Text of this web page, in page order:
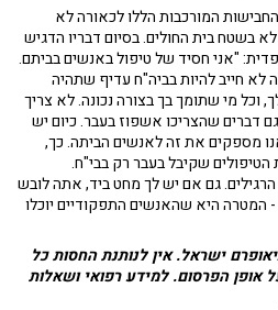
המורכבות הללו לכאורה לא
בשטח בית החולים. בסיום דבריו הדגיש
"אני חסיד של טיפול באנשים בביתם.
חייב להיות בביה"ח עדיף שתהיה
מי שתומך בך בצורה נכונה. לא צריך
דברים שהצריכו אשפוז בעבר. כיום יש
מספקים את זה לאנשים הביתה. כך,
שקיבל בעבר רק בבי"ח.
הרגילים. גם אם יש לך מחט ביד, אתה לובש
- המטרה היא שהאנשים התפקודיים יוכלו
ישראל. אין לנותנת החסות כל
אופן הפרסום. למידע רפואי ושאלות